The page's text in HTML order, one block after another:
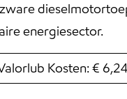
energiesector.
Kosten: € 6,24